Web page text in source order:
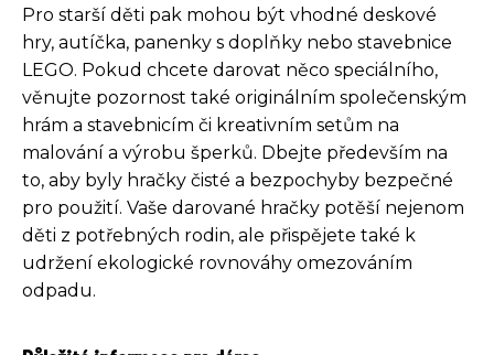
Pro starší děti pak mohou být vhodné deskové
hry, autíčka, panenky s doplňky nebo stavebnice
LEGO. Pokud chcete darovat něco speciálního,
věnujte pozornost také originálním společenským
hrám a stavebnicím či kreativním setům na
malování a výrobu šperků. Dbejte především na
to, aby byly hračky čisté a bezpochyby bezpečné
pro použití. Vaše darované hračky potěší nejenom
děti z potřebných rodin, ale přispějete také k
udržení ekologické rovnováhy omezováním
odpadu.